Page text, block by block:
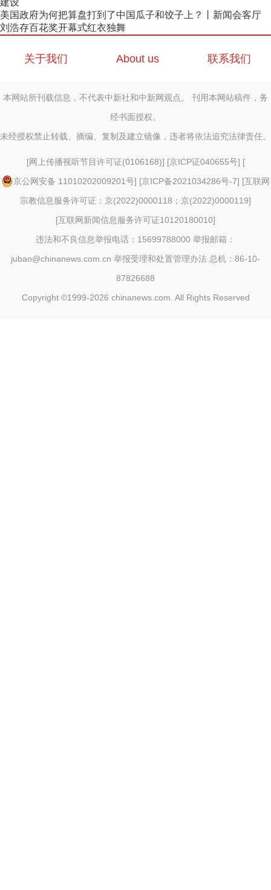
建设
美国政府为何把算盘打到了中国瓜子和饺子上？丨新闻会客厅
刘浩存百花奖开幕式红衣独舞
关于我们 About us 联系我们
本网站所刊载信息，不代表中新社和中新网观点。 刊用本网站稿件，务
经书面授权。
未经授权禁止转载、摘编、复制及建立镜像，违者将依法追究法律责任。
[网上传播视听节目许可证(0106168)] [京ICP证040655号] [
京公网安备 11010202009201号] [京ICP备2021034286号-7] [互联网
宗教信息服务许可证：京(2022)0000118；京(2022)0000119]
[互联网新闻信息服务许可证10120180010]
违法和不良信息举报电话：15699788000 举报邮箱：
jubao@chinanews.com.cn 举报受理和处置管理办法 总机：86-10-
87826688
Copyright ©1999-2026 chinanews.com. All Rights Reserved